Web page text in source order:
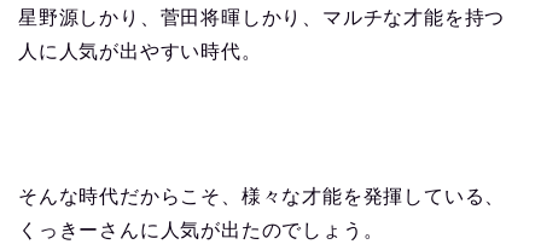
星野源しかり、菅田将暉しかり、マルチな才能を持つ
人に人気が出やすい時代。
そんな時代だからこそ、様々な才能を発揮している、
くっきーさんに人気が出たのでしょう。